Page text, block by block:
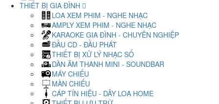
THIẾT BỊ GIA ĐÌNH
LOA XEM PHIM - NGHE NHẠC
AMPLY XEM PHIM - NGHE NHẠC
KARAOKE GIA ĐÌNH - CHUYÊN NGHIỆP
ĐẦU CD - ĐẦU PHÁT
THIẾT BỊ XỬ LÝ NHẠC SỐ
DÀN ÂM THANH MINI - SOUNDBAR
MÁY CHIẾU
MÀN CHIẾU
CÁP TÍN HIỆU - DÂY LOA HOME